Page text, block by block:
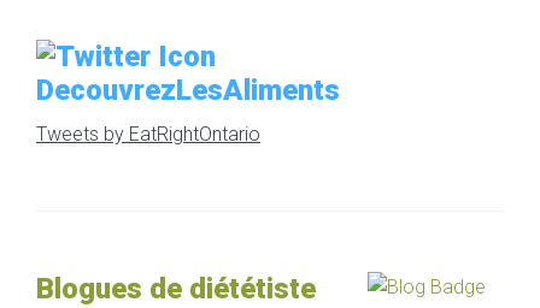
DecouvrezLesAliments
Tweets by EatRightOntario
Blogues de diététiste